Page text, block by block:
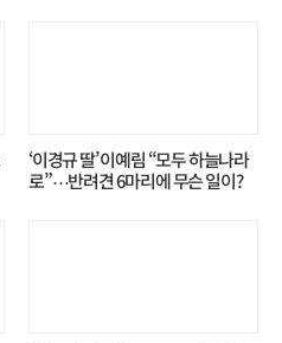
‘이경규 딸’ 이예림 “모두 하늘나라
로”⋯반려견 6마리에 무슨 일이?